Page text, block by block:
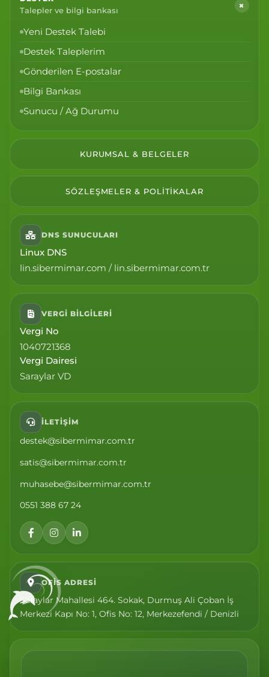
Talepler ve bilgi bankası
+
Yeni Destek Talebi
Destek Taleplerim
Gönderilen E-postalar
Bilgi Bankası
Sunucu / Ağ Durumu
KURUMSAL & BELGELER
SÖZLEŞMELER & POLITIKALAR
DNS SUNUCULARI
Linux DNS
lin.sibermimar.com / lin.sibermimar.com.tr
VERGI BILGILERI
Vergi No
1040721368
Vergi Dairesi
Saraylar VD
İLETIŞIM
destek@sibermimar.com.tr
satis@sibermimar.com.tr
muhasebe@sibermimar.com.tr
0551 388 67 24
OFIS ADRESI
Saraylar Mahallesi 464. Sokak, Durmuş Ali Çoban İş
Merkezi Kapı No: 1, Ofis No: 12, Merkezefendi / Denizli